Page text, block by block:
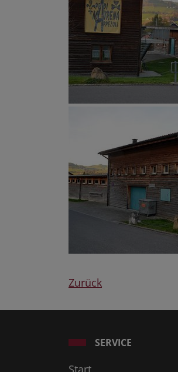
Zurück
SERVICE
Start